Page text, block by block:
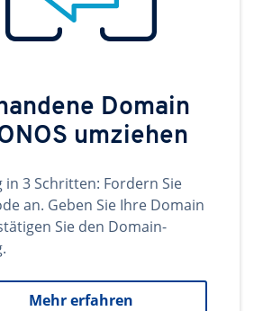
Domain
umziehen
in 3 Schritten: Fordern Sie
an. Geben Sie Ihre Domain
Sie den Domain-
Mehr erfahren